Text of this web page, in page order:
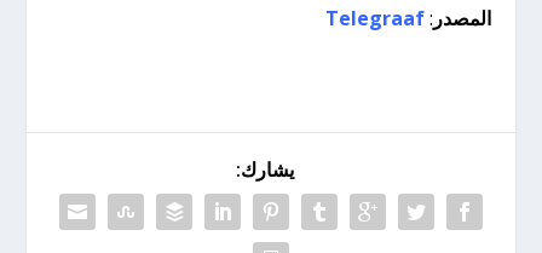
المصدر :
Telegraaf
يشارك: